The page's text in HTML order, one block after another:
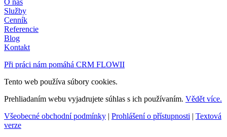
Služby
Cenník
Referencie
Blog
Kontakt
Při práci nám pomáhá CRM FLOWII
Tento web používa súbory cookies.
Prehliadaním webu vyjadrujete súhlas s ich používaním. Vědět více.
Všeobecné obchodní podmínky | Prohlášení o přístupnosti | Textová
verze